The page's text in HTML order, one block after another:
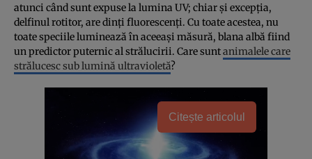
atunci când sunt expuse la lumina UV; chiar și excepția,
delfinul rotitor, are dinți fluorescenți. Cu toate acestea, nu
toate speciile luminează în aceeași măsură, blana albă fiind
un predictor puternic al strălucirii. Care suntanimalele care
strălucesc sub lumină ultravioletă?
Citește articolul